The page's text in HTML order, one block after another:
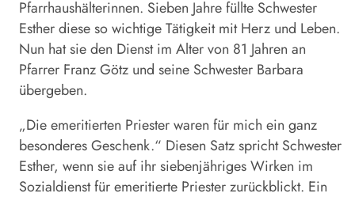
Pfarrhaushälterinnen. Sieben Jahre füllte Schwester
Esther diese so wichtige Tätigkeit mit Herz und Leben.
Nun hat sie den Dienst im Alter von 81 Jahren an
Pfarrer Franz Götz und seine Schwester Barbara
übergeben.
„Die emeritierten Priester waren für mich ein ganz
besonderes Geschenk.“ Diesen Satz spricht Schwester
Esther, wenn sie auf ihr siebenjähriges Wirken im
Sozialdienst für emeritierte Priester zurückblickt. Ein